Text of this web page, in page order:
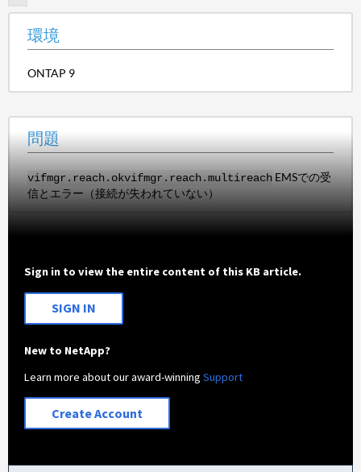
環境
ONTAP 9
問題
vifmgr.reach.okvifmgr.reach.multireachEMSでの受
信とエラー（接続が失われていない）
Sign in to view the entire content of this KB article.
SIGN IN
New to NetApp?
Learn more about our award-winningSupport
Create Account